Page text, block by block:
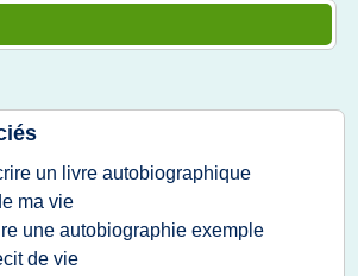
un livre autobiographique
ma vie
une autobiographie exemple
de vie